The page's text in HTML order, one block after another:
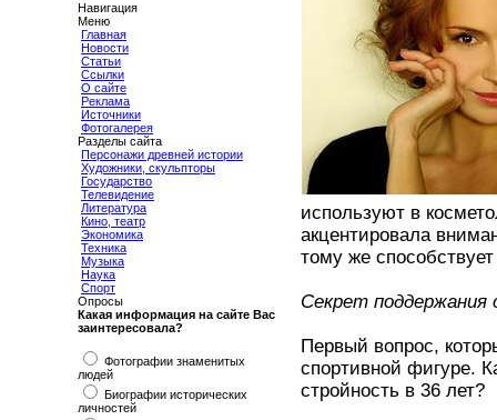
Навигация
Меню
Главная
Новости
Статьи
Ссылки
О сайте
Реклама
Источники
Фотогалерея
Разделы сайта
Персонажи древней истории
Художники, скульпторы
Государство
Телевидение
Литература
Кино, театр
Экономика
Техника
Музыка
Наука
Спорт
Опросы
Какая информация на сайте Вас
заинтересовала?
Фотографии знаменитых
людей
Биографии исторических
личностей
используют в
акцентировала
тому же
Секрет
Первый вопрос,
спортивной фигуре.
стройность в 36 лет?